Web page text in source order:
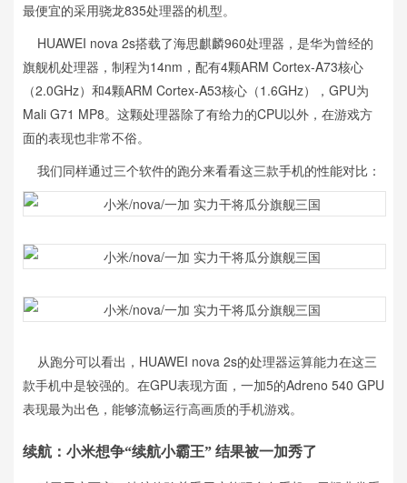
最便宜的采用骁龙835处理器的机型。
HUAWEI nova 2s搭载了海思麒麟960处理器，是华为曾经的
旗舰机处理器，制程为14nm，配有4颗ARM Cortex-A73核心
（2.0GHz）和4颗ARM Cortex-A53核心（1.6GHz），GPU为
Mali G71 MP8。这颗处理器除了有给力的CPU以外，在游戏方
面的表现也非常不俗。
我们同样通过三个软件的跑分来看看这三款手机的性能对比：
从跑分可以看出，HUAWEI nova 2s的处理器运算能力在这三
款手机中是较强的。在GPU表现方面，一加5的Adreno 540 GPU
表现最为出色，能够流畅运行高画质的手机游戏。
续航：小米想争“续航小霸王” 结果被一加秀了